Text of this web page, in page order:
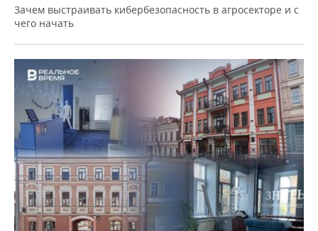
Зачем выстраивать кибербезопасность в агросекторе и с
чего начать